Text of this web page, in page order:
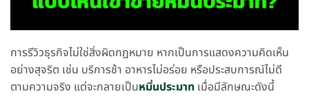
การรีวิวธุรกิจไม่ใช่สิ่งผิดกฎหมาย หากเป็นการแสดงความคิดเห็น
อย่างสุจริต เช่น บริการช้า อาหารไม่อร่อย หรือประสบการณ์ไม่ดี
ตามความจริง แต่จะกลายเป็นหมิ่นประมาท เมื่อมีลักษณะดังนี้